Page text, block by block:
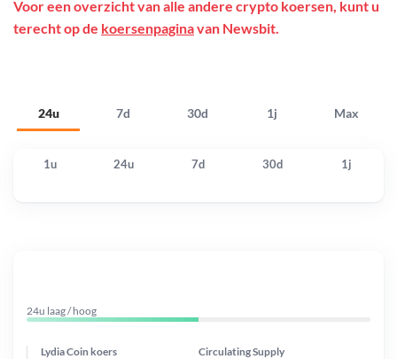
24u 7d 30d 1j Max
Voor een overzicht van alle andere crypto koersen, kunt u
terecht op de koersenpaginavan Newsbit.
1u 24u 7d 30d 1j
24u laag / hoog
Lydia Coin koers Circulating Supply